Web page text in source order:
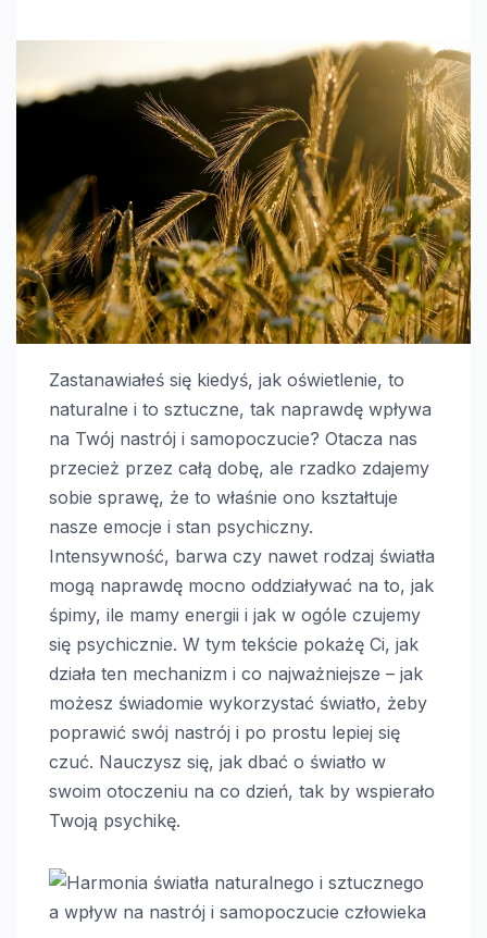
Zastanawiałeś się kiedyś, jak oświetlenie, to
naturalne i to sztuczne, tak naprawdę wpływa
na Twój nastrój i samopoczucie? Otacza nas
przecież przez całą dobę, ale rzadko zdajemy
sobie sprawę, że to właśnie ono kształtuje
nasze emocje i stan psychiczny.
Intensywność, barwa czy nawet rodzaj światła
mogą naprawdę mocno oddziaływać na to, jak
śpimy, ile mamy energii i jak w ogóle czujemy
się psychicznie. W tym tekście pokażę Ci, jak
działa ten mechanizm i co najważniejsze – jak
możesz świadomie wykorzystać światło, żeby
poprawić swój nastrój i po prostu lepiej się
czuć. Nauczysz się, jak dbać o światło w
swoim otoczeniu na co dzień, tak by wspierało
Twoją psychikę.